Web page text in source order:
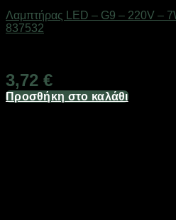
Λαμπτήρας LED – G9 – 220V –
837532
3,72 €
Προσθήκη στο καλάθι